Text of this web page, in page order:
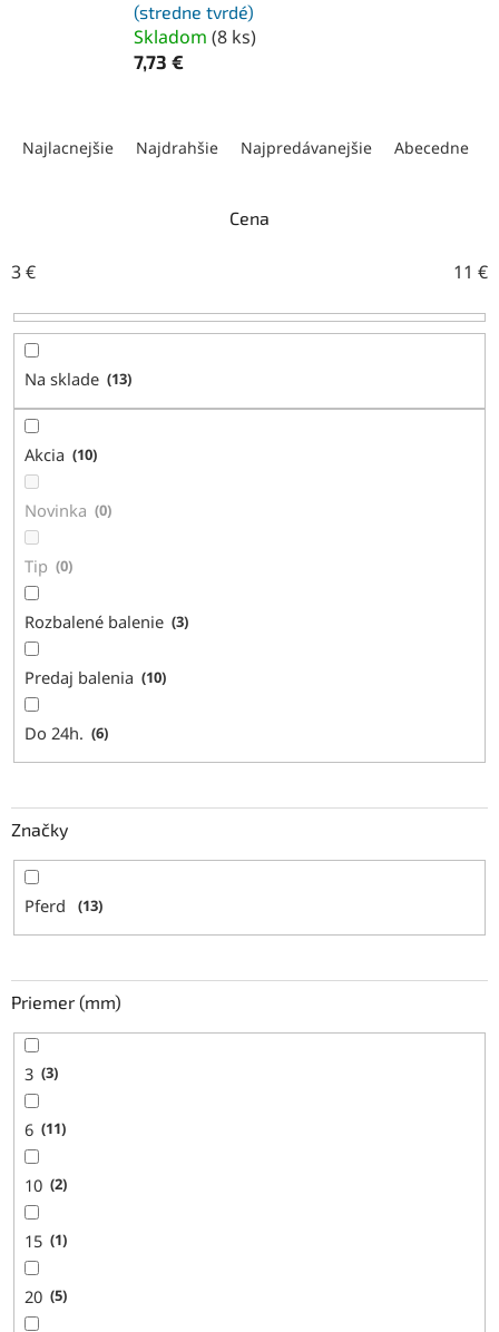
(stredne tvrdé)
Skladom (8 ks)
7,73 €
e
r
o
k
Najlacnejšie Najdrahšie Najpredávanejšie Abecedne
Cena
3€ 11 €
Na sklade 13
Akcia 10
Novinka 0
Tip 0
Rozbalené balenie 3
Predaj balenia 10
Do 24h. 6
Značky
Pferd 13
Priemer (mm)
3 3
6 11
10 2
15 1
20 5